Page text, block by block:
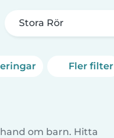
Stora Rör
Fler filter
om barn. Hitta